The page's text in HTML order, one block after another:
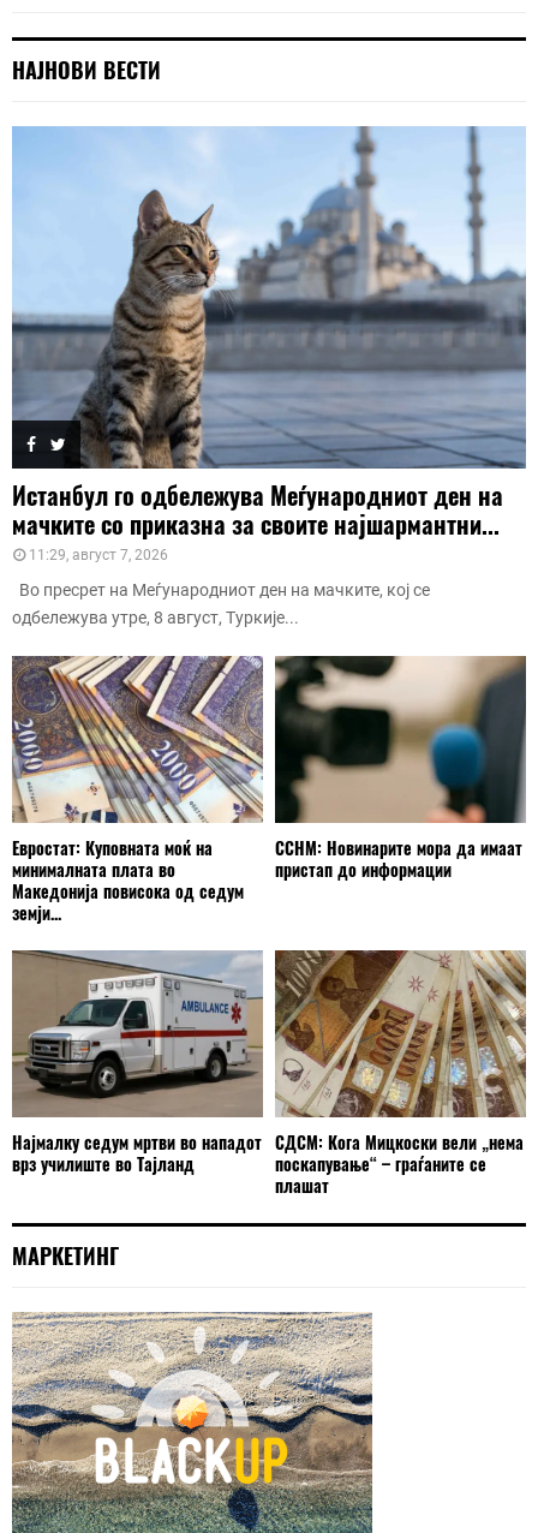
НАЈНОВИ ВЕСТИ
Истанбул го одбележува Меѓународниот ден на
мачките со приказна за своите најшармантни...
11:29, август 7, 2026
Во пресрет на Меѓународниот ден на мачките, кој се
одбележува утре, 8 август, Туркије...
Евростат: Куповната моќ на
минималната плата во
Македонија повисока од седум
земји...
ССНМ: Новинарите мора да имаат
пристап до информации
Најмалку седум мртви во нападот
врз училиште во Тајланд
СДСМ: Кога Мицкоски вели „нема
поскапување“ – граѓаните се
плашат
МАРКЕТИНГ